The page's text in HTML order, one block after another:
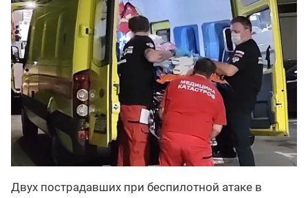
Двух пострадавших при беспилотной атаке в